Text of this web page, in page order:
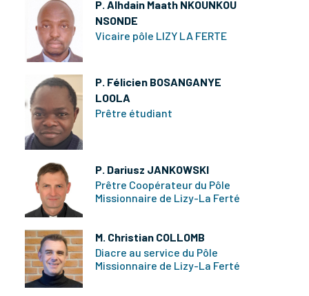
P. Alhdain Maath NKOUNKOU
NSONDE
Vicaire pôle LIZY LA FERTE
P. Félicien BOSANGANYE
LOOLA
Prêtre étudiant
P. Dariusz JANKOWSKI
Prêtre Coopérateur du Pôle
Missionnaire de Lizy-La Ferté
M. Christian COLLOMB
Diacre au service du Pôle
Missionnaire de Lizy-La Ferté